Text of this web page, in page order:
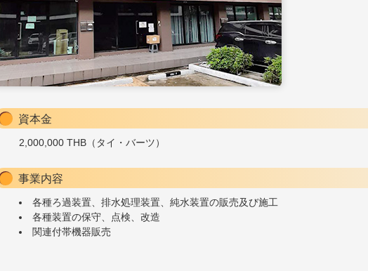
資本金
2,000,000 THB（タイ・バーツ）
事業内容
各種ろ過装置、排水処理装置、純水装置の販売及び施工
各種装置の保守、点検、改造
関連付帯機器販売